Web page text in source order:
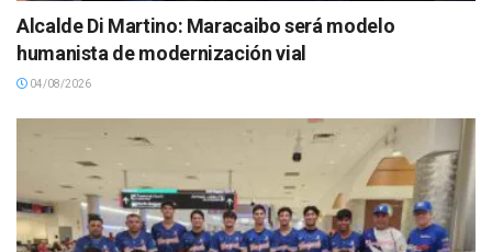
Alcalde Di Martino: Maracaibo será modelo
humanista de modernización vial
04/08/2026